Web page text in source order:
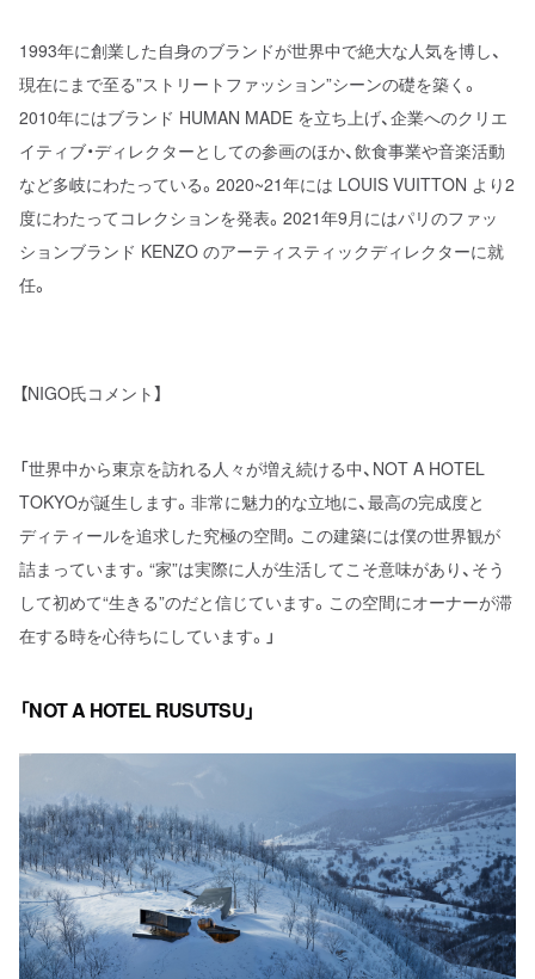
1993年に創業した自身のブランドが世界中で絶大な人気を博し、
現在にまで至る”ストリートファッション”シーンの礎を築く。
2010年にはブランド HUMAN MADE を立ち上げ、企業へのクリエ
イティブ・ディレクターとしての参画のほか、飲食事業や音楽活動
など多岐にわたっている。2020~21年には LOUIS VUITTON より2
度にわたってコレクションを発表。2021年9月にはパリのファッ
ションブランド KENZO のアーティスティックディレクターに就
任。
【NIGO氏コメント】
「世界中から東京を訪れる人々が増え続ける中、NOT A HOTEL
TOKYOが誕生します。非常に魅力的な立地に、最高の完成度と
ディティールを追求した究極の空間。この建築には僕の世界観が
詰まっています。“家”は実際に人が生活してこそ意味があり、そう
して初めて“生きる”のだと信じています。この空間にオーナーが滞
在する時を心待ちにしています。」
「NOT A HOTEL RUSUTSU」